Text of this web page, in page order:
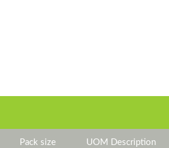
Pack size UOM Description